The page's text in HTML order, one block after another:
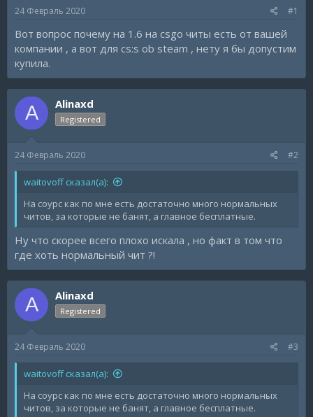
м
а
а
24 Февраль 2020 #1
Вот вопрос почему на 1.6 на csgo читы есть от вашей
компании , а вот для cs:s ob steam , нету я бы допустим
купила.
A Alinaxd
Registered
24 Февраль 2020 #2
waitovoff сказал(а):
На соурс как по мне есть достаточно много нормальных
читов, за которые не банят, а главное бесплатные.
Ну что скорее всего плохо искала , но факт в том что
где хоть нормальный чит ?!
A Alinaxd
Registered
24 Февраль 2020 #3
waitovoff сказал(а):
На соурс как по мне есть достаточно много нормальных
читов, за которые не банят, а главное бесплатные.